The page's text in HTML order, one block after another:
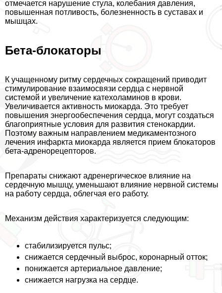
отмечается нарушение стула, колебания давления,
повышенная потливость, болезненность в суставах и
мышцах.
Бета-блокаторы
К учащенному ритму сердечных сокращений приводит
стимулирование взаимосвязи сердца с нервной
системой и увеличение катехоламинов в крови.
Увеличивается активность миокарда. Это требует
повышения энергообеспечения сердца, могут создаться
благоприятные условия для развития стенокардии.
Поэтому важным направлением медикаментозного
лечения инфаркта миокарда является прием блокаторов
бета-адренорецепторов.
Препараты снижают адренергическое влияние на
сердечную мышцу, уменьшают влияние нервной системы
на работу сердца, облегчая его работу.
Механизм действия хаpaктеризуется следующим:
стабилизируется пульс;
снижается сердечный выброс, коронарный отток;
понижается артериальное давление;
снижается нагрузка на сердце.